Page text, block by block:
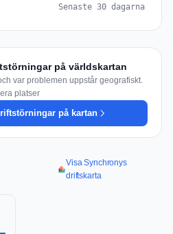
Senaste 30 dagarna
på världskartan
var problemen uppstår geografiskt.
platser
på kartan
Visa Synchronys
driftskarta